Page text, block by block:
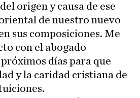
origen y causa de ese
de nuestro nuevo
sus composiciones. Me
con el abogado
días para que
y la caridad cristiana de